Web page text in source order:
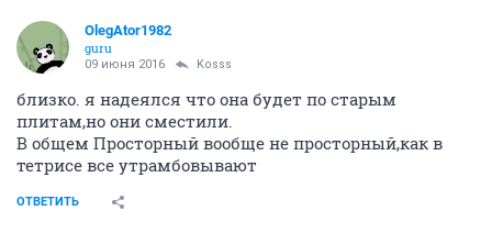
OlegAtor1982
guru
09 июня 2016 Kosss
близко. я надеялся что она будет по старым
плитам,но они сместили.
В общем Просторный вообще не просторный,как в
тетрисе все утрамбовывают
ОТВЕТИТЬ